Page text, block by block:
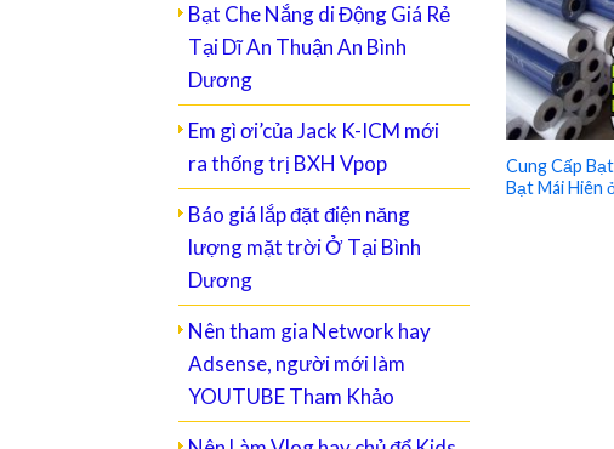
Bạt Che Nắng di Động Giá Rẻ
Tại Dĩ An Thuận An Bình
Dương
Em gì ơi’của Jack K-ICM mới
ra thống trị BXH Vpop
Báo giá lắp đặt điện năng
lượng mặt trời Ở Tại Bình
Dương
Nên tham gia Network hay
Adsense, người mới làm
YOUTUBE Tham Khảo
Cung Cấp
Bạt Mái Hiên